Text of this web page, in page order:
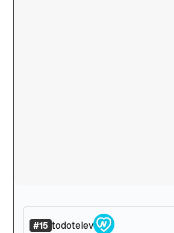
#15 todotelev